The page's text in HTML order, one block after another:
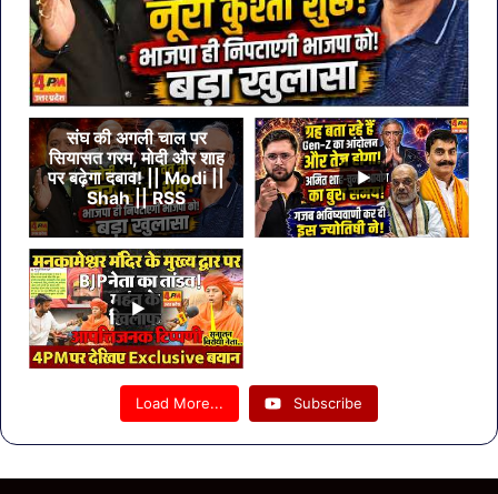
संघ की अगली चाल पर
सियासत गरम, मोदी और शाह
पर बढ़ेगा दबाव! || Modi ||
Shah || RSS
Load More... Subscribe